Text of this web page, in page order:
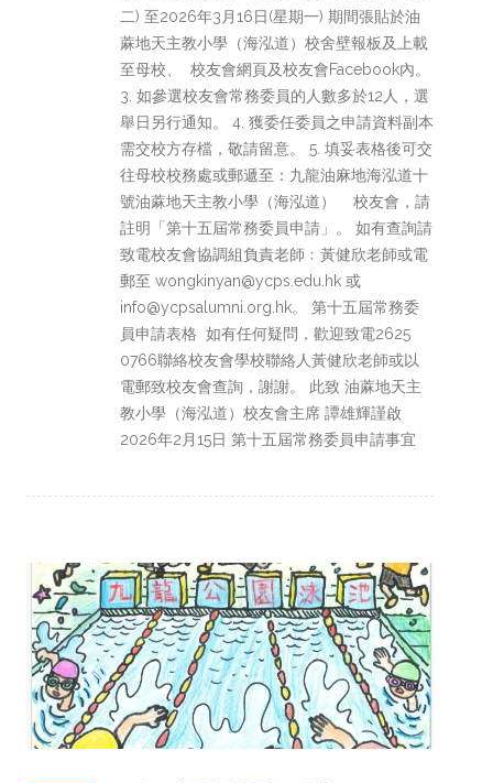
二) 至2026年3月16日(星期一) 期間張貼於油
蔴地天主教小學（海泓道）校舍壁報板及上載
至母校、 校友會網頁及校友會Facebook內。
3. 如參選校友會常務委員的人數多於12人，選
舉日另行通知。 4. 獲委任委員之申請資料副本
需交校方存檔，敬請留意。 5. 填妥表格後可交
往母校校務處或郵遞至：九龍油麻地海泓道十
號油蔴地天主教小學（海泓道） 校友會，請
註明「第十五屆常務委員申請」。 如有查詢請
致電校友會協調組負責老師﹕黃健欣老師或電
郵至 wongkinyan@ycps.edu.hk 或
info@ycpsalumni.org.hk。 第十五屆常務委
員申請表格 如有任何疑問，歡迎致電2625
0766聯絡校友會學校聯絡人黃健欣老師或以
電郵致校友會查詢，謝謝。 此致 油蔴地天主
教小學（海泓道）校友會主席 譚雄輝謹啟
2026年2月15日 第十五屆常務委員申請事宜